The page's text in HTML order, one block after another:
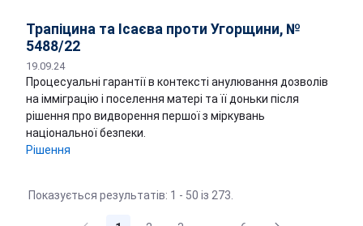
Трапіцина та Ісаєва проти Угорщини, №
5488/22
19.09.24
Процесуальні гарантії в контексті анулювання дозволів
на імміграцію і поселення матері та її доньки після
рішення про видворення першої з міркувань
національної безпеки.
Рішення
Показується результатів: 1 - 50 із 273.